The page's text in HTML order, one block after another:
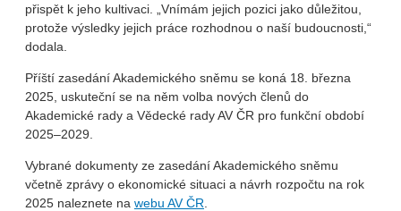
přispět k jeho kultivaci. „Vnímám jejich pozici jako důležitou,
protože výsledky jejich práce rozhodnou o naší budoucnosti,“
dodala.
Příští zasedání Akademického sněmu se koná 18. března
2025, uskuteční se na něm volba nových členů do
Akademické rady a Vědecké rady AV ČR pro funkční období
2025–2029.
Vybrané dokumenty ze zasedání Akademického sněmu
včetně zprávy o ekonomické situaci a návrh rozpočtu na rok
2025 naleznete na webu AV ČR